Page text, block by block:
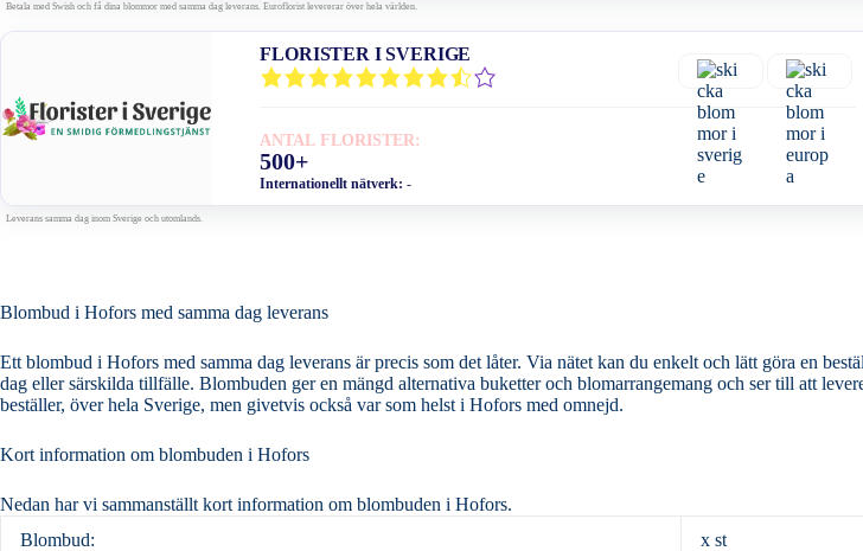
Betala med Swish och få dina blommor med samma dag leverans. Euroflorist levererar över hela världen.
FLORISTER I SVERIGE
ANTAL FLORISTER:
500+
Internationellt nätverk:-
Leverans samma dag inom Sverige och utomlands.
Blombud i Hofors med samma dag leverans
Ett blombud i Hofors med samma dag leverans är precis som det låter. Via nätet kan du enkelt och lätt göra en
dag eller särskilda tillfälle. Blombuden ger en mängd alternativa buketter och blomarrangemang och ser till att leverera ditt blomsterbud samma dag som du
beställer, över hela Sverige, men givetvis också var som helst i Hofors med omnejd.
Kort information om blombuden i Hofors
Nedan har vi sammanställt kort information om blombuden i Hofors.
Blombud:
x st